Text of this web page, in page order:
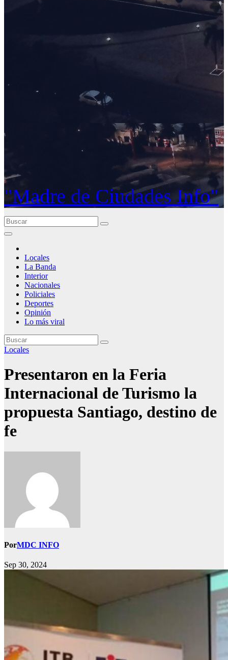
"Madre de Ciudades Info"
Locales
La Banda
Interior
Nacionales
Policiales
Deportes
Opinión
Lo más viral
Locales
Presentaron en la Feria
Internacional de Turismo la
propuesta Santiago, destino de
fe
PorMDC INFO
Sep 30, 2024